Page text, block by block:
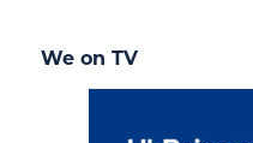
We on TV